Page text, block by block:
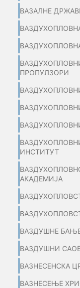
ВАЗАЛНЕ
ПРОПУЛЗОРИ
ИНСТИТУТ
АКАДЕМИЈА
ВАЗДУШНЕ
ВАЗДУШНИ
ВАЗНЕСЕНСКА
ВАЗНЕСЕЊЕ